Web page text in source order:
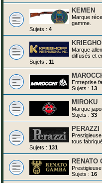
KEMEN
Marque
gamme.
Sujets : 4
Marque
diffusés et
Sujets : 11
Entreprise
Sujets : 13
MIROKU
Marque
Sujets : 33
PERAZZI
tous
Sujets : 131
RENATO
Sujets : 16